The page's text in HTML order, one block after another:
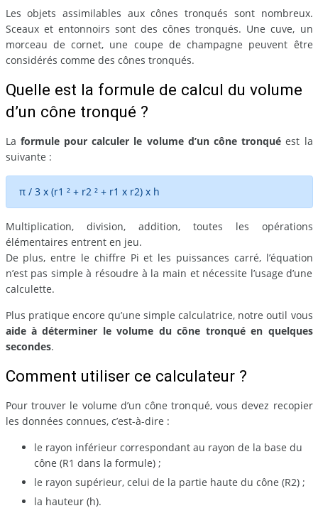
Les objets assimilables aux cônes tronqués sont nombreux.
Sceaux et entonnoirs sont des cônes tronqués. Une cuve, un
morceau de cornet, une coupe de champagne peuvent être
considérés comme des cônes tronqués.
Quelle est la formule de calcul du volume
d’un cône tronqué ?
La formule pour calculer le volume d’un cône tronqué est la
suivante :
π / 3 x (r1 ² + r2 ² + r1 x r2) x h
Multiplication, division, addition, toutes les opérations
élémentaires entrent en jeu.
De plus, entre le chiffre Pi et les puissances carré, l’équation
n’est pas simple à résoudre à la main et nécessite l’usage d’une
calculette.
Plus pratique encore qu’une simple calculatrice, notre outil vous
aide à déterminer le volume du cône tronqué en quelques
secondes.
Comment utiliser ce calculateur ?
Pour trouver le volume d’un cône tronqué, vous devez recopier
les données connues, c’est-à-dire :
le rayon inférieur correspondant au rayon de la base du
cône (R1 dans la formule) ;
le rayon supérieur, celui de la partie haute du cône (R2) ;
la hauteur (h).